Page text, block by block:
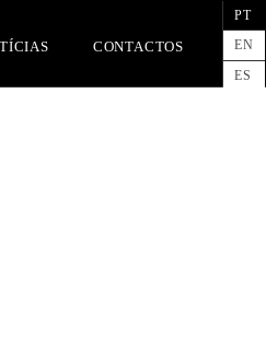
CONTACTOS
PT
EN
ES